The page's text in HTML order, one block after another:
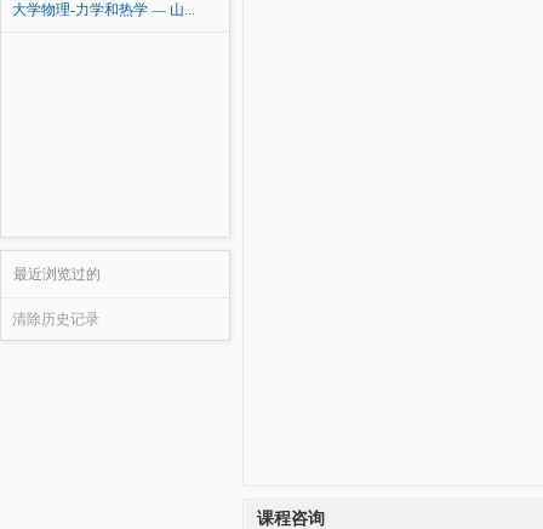
大学物理-力学和热学 — 山...
最近浏览过的
清除历史记录
课程咨询